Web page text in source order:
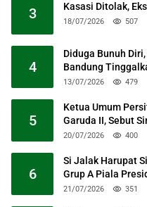
3 Kasasi Ditolak,
18/07/2026 507
4
Diduga Bunuh
Bandung
13/07/2026 479
5
Ketua Umum
Garuda II, Sebut
20/07/2026 400
6
Si Jalak Harupat
Grup A Piala
21/07/2026 351